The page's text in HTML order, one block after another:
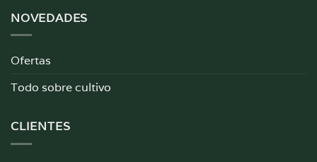
NOVEDADES
Ofertas
Todo sobre cultivo
CLIENTES